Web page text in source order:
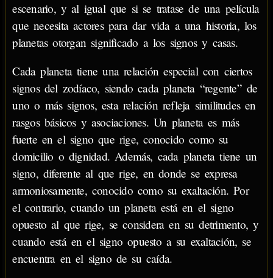
escenario, y al igual que si se tratase de una película
que necesita actores para dar vida a una historia, los
planetas otorgan significado a los signos y casas.
Cada planeta tiene una relación especial con ciertos
signos del zodíaco, siendo cada planeta “regente” de
uno o más signos, esta relación refleja similitudes en
rasgos básicos y asociaciones. Un planeta es más
fuerte en el signo que rige, conocido como su
domicilio o dignidad. Además, cada planeta tiene un
signo, diferente al que rige, en donde se expresa
armoniosamente, conocido como su exaltación. Por
el contrario, cuando un planeta está en el signo
opuesto al que rige, se considera en su detrimento, y
cuando está en el signo opuesto a su exaltación, se
encuentra en el signo de su caída.